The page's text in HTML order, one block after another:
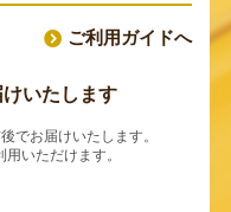
ご利用ガイドへ
いたします
でお届けいたします。
いただけます。